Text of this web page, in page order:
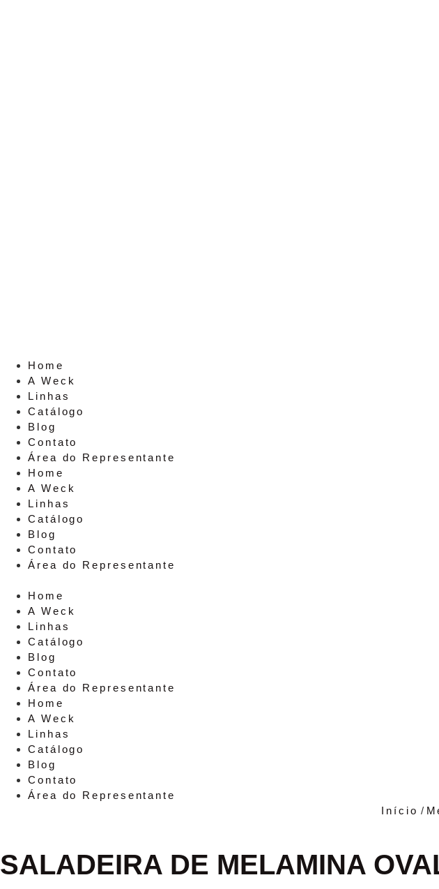
Home
A Weck
Linhas
Catálogo
Blog
Contato
Área do Representante
Home
A Weck
Linhas
Catálogo
Blog
Contato
Área do Representante
Home
A Weck
Linhas
Catálogo
Blog
Contato
Área do Representante
Home
A Weck
Linhas
Catálogo
Blog
Contato
Área do Representante
Início /
SALADEIRA DE MELAMINA